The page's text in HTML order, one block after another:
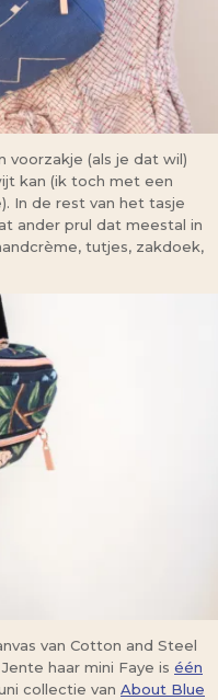
voorzakje (als je dat wil)
kan (ik toch met een
In de rest van het tasje
ander prul dat meestal in
tutjes, zakdoek,
van Cotton and Steel
haar mini Faye is één
collectie van About Blue